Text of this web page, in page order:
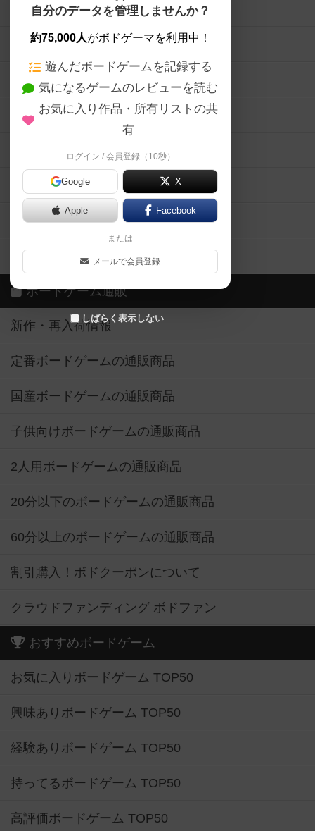
自分のデータを管理しませんか？
約75,000人がボドゲーマを利用中！
遊んだボードゲームを記録する
気になるゲームのレビューを読む
お気に入り作品・所有リストの共
有
ログイン / 会員登録（10秒）
Google X
Apple Facebook
または
メールで会員登録
しばらく表示しない
ボードゲームを検索する
ボードゲームの新着レビュー
ボードゲーム会情報
メカニクス特集
掲示板・トピックス
ボドとも・会員一覧
ボードゲーム業界コラム
ボドゲーマご利用案内
ボードゲーム通販
新作・再入荷情報
定番ボードゲームの通販商品
国産ボードゲームの通販商品
子供向けボードゲームの通販商品
2人用ボードゲームの通販商品
20分以下のボードゲームの通販商品
60分以上のボードゲームの通販商品
割引購入！ボドクーポンについて
クラウドファンディング ボドファン
おすすめボードゲーム
お気に入りボードゲーム TOP50
興味ありボードゲーム TOP50
経験ありボードゲーム TOP50
持ってるボードゲーム TOP50
高評価ボードゲーム TOP50